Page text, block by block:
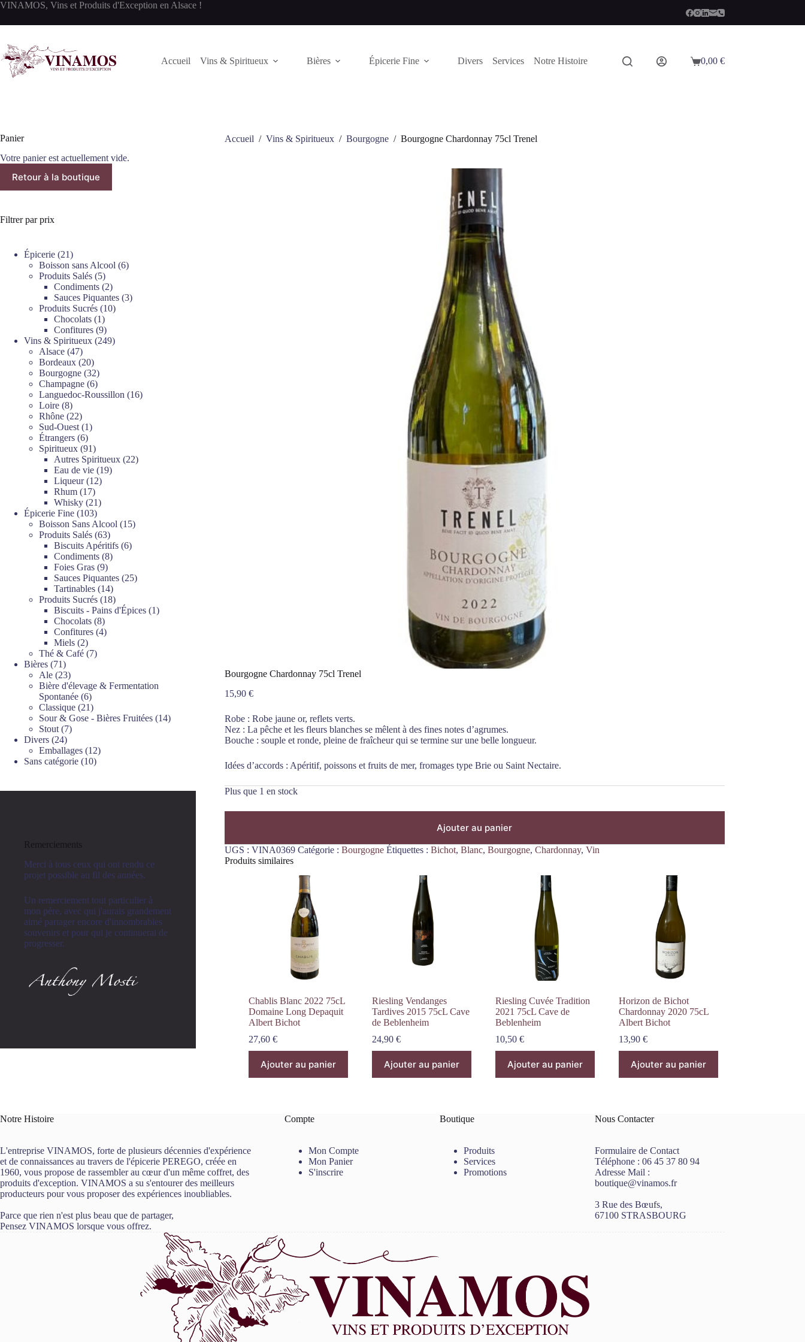
Passer
contenu
VINAMOS, Vins et Produits d'Exception en Alsace !
Accueil Vins & Spiritueux Bières Épicerie Fine Divers Services Notre Histoire
Panier
0,00 €
Accueil / Vins & Spiritueux / Bourgogne / Bourgogne Chardonnay 75cl Trenel
Bourgogne Chardonnay 75cl Trenel
15,90 €
Robe : Robe jaune or, reflets verts.
Nez : La pêche et les fleurs blanches se mêlent à des fines notes d’agrumes.
Bouche : souple et ronde, pleine de fraîcheur qui se termine sur une belle longueur.
Idées d’accords : Apéritif, poissons et fruits de mer, fromages type Brie ou Saint Nectaire.
Plus que 1 en stock
Ajouter au panier
UGS : VINA0369 Catégorie : Bourgogne Étiquettes : Bichot, Blanc, Bourgogne, Chardonnay, Vin
Produits similaires
Chablis Blanc 2022 75cL
Domaine Long Depaquit
Albert Bichot
27,60 €
Ajouter au panier
Riesling Vendanges
Tardives 2015 75cL Cave
de Beblenheim
24,90€
Ajouter au panier
Riesling Cuvée Tradition
2021 75cL Cave de
Beblenheim
10,50€
Ajouter au panier
Horizon de Bichot
Chardonnay 2020 75cL
Albert Bichot
13,90€
Ajouter au panier
Panier
Votre panier est actuellement vide.
Retour à la boutique
Filtrer par prix
Épicerie 2121
produits
Boisson sans Alcool 66
Produits Salés 55
produits
Condiments 22
produits
Sauces Piquantes 33
Produits Sucrés 1010
Chocolats 11
produit
Confitures 99
produits
Vins & Spiritueux 249249
Alsace 4747
produits
Bordeaux 2020
produits
Bourgogne 3232
produits
Champagne 66
produits
Languedoc-Roussillon 1616
Loire 88
produits
Rhône 2222
produits
Sud-Ouest 11
Étrangers 66
produits
Spiritueux 9191
produits
Autres Spiritueux 2222
Eau de vie 1919
Liqueur 1212
Rhum 1717
produits
Whisky 2121
Épicerie Fine 103103
produits
Boisson Sans Alcool 1515
Produits Salés 6363
produits
Biscuits Apéritifs 66
Condiments 88
Foies Gras 99
produits
Sauces Piquantes 2525
Tartinables 1414
produits
Produits Sucrés 1818
produits
Biscuits - Pains d'Épices 11
Chocolats 88
produits
Confitures 44
Miels 22
produits
Thé & Café 77
Bières 7171
produits
Ale 2323
produits
Bière d'élevage & Fermentation
Spontanée 66
produits
Classique 2121
produits
Sour & Gose - Bières Fruitées 1414
Stout 77
Divers 2424
produits
Emballages 1212
Sans catégorie 1010
Remerciements
Merci à tous ceux qui ont rendu ce
projet possible au fil des années.
Un remerciement tout particulier à
mon père, avec qui j'aurais grandement
aimé partager encore d'innombrables
souvenirs et pour qui je continuerai de
progresser.
Notre Histoire
L'entreprise VINAMOS, forte de plusieurs décennies d'expérience
et de connaissances au travers de l'épicerie PEREGO, créée en
1960, vous propose de rassembler au cœur d'un même coffret, des
produits d'exception. VINAMOS a su s'entourer des meilleurs
producteurs pour vous proposer des expériences inoubliables.
Parce que rien n'est plus beau que de partager,
Pensez VINAMOS lorsque vous offrez.
Compte
Mon Compte
Mon Panier
S'inscrire
Boutique
Produits
Services
Promotions
Nous Contacter
Formulaire de Contact
Téléphone :06 45 37 80 94
Adresse Mail :
boutique@vinamos.fr
3 Rue des Bœufs,
67100 STRASBOURG